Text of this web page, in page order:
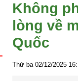
Không
lòng về
Quốc
Thứ ba 02/12/2025